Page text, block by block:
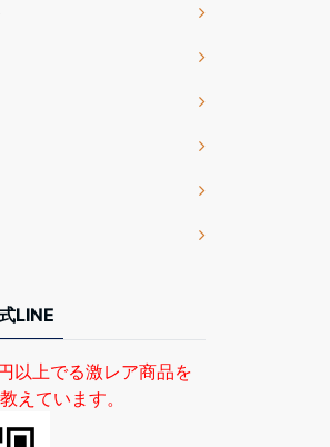
LINE
以上でる激レア商品を
えています。